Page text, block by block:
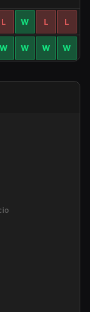
L W L L
W W W W